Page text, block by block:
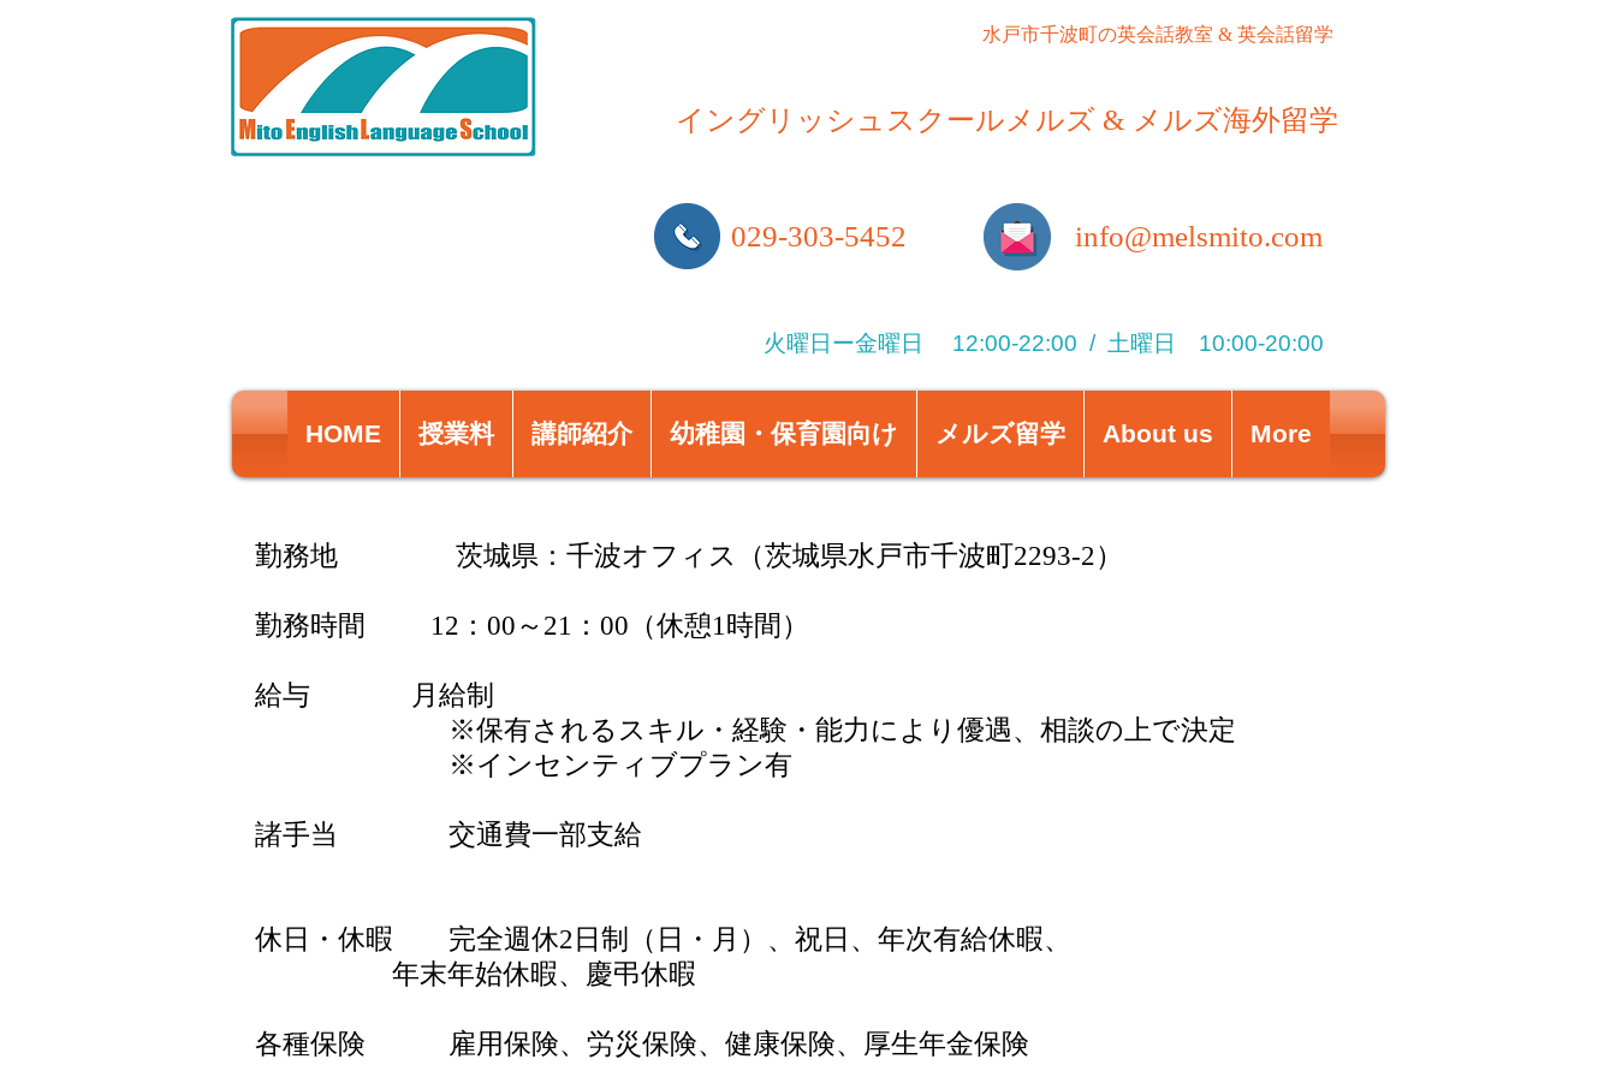
水戸市千波町の英会話教室 & 英会話留学
イングリッシュスクールメルズ​​ & メルズ海外留学
029-303-5452 info@melsmito.com
火曜日ー金曜日 12:00-22:00 / 土曜日 10:00-20:00
HOME 授業料 講師紹介 幼稚園・保育園向け メルズ留学 About us More
勤務地 茨城県：千波オフィス（茨城県水戸市千波町2293-2）
勤務時間 12：00～21：00（休憩1時間）
給与 月給制
※保有されるスキル・経験・能力により優遇、相談の上で決定
※インセンティブプラン有
諸手当 交通費一部支給
休日・休暇 完全週休2日制（日・月）、祝日、年次有給休暇、
年末年始休暇、慶弔休暇
各種保険 雇用保険、労災保険、健康保険、厚生年金保険